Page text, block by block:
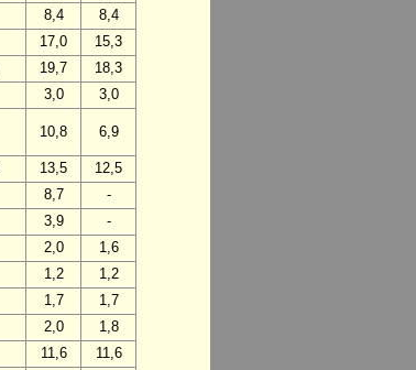
8,4
8,4
17,0
15,3
19,7
18,3
3,0
3,0
10,8 6,9
13,5
12,5
8,7
-
3,9
-
2,0
1,6
1,2
1,2
1,7
1,7
2,0
1,8
11,6
11,6